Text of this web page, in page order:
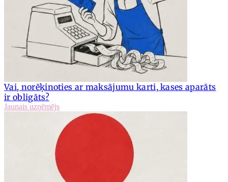
Vai, norēķinoties ar maksājumu karti, kases aparāts
ir obligāts?
Jaunais uzņēmējs